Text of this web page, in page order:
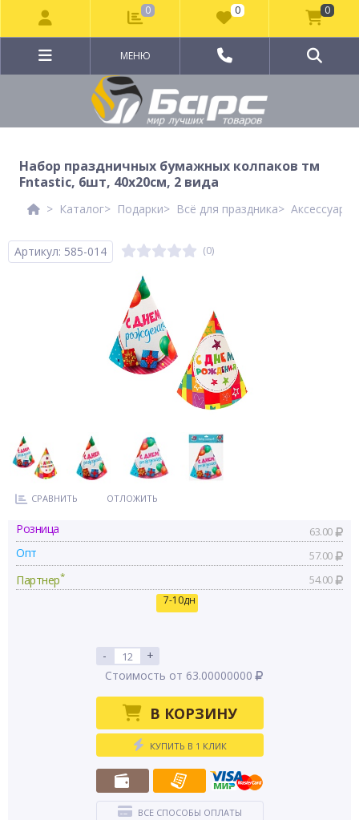
МЕНЮ
Набор праздничных бумажных колпаков тм
Fntastic, 6шт, 40х20см, 2 вида
Каталог Подарки Всё для праздника Аксессуары
Артикул: 585-014 (0)
СРАВНИТЬ ОТЛОЖИТЬ
Розница 63.00
Опт 57.00
Партнер* 54.00
7-10дн
-
+
Стоимость от 63.00000000
В КОРЗИНУ
КУПИТЬ В 1 КЛИК
ВСЕ СПОСОБЫ ОПЛАТЫ
0 0 0